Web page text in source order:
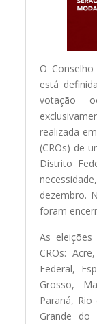
O
está
votação
realizada
(CROs) de
Distrito
dezembro.
foram
As eleições
CROs:
Federal,
Grosso,
Paraná,
Grande do